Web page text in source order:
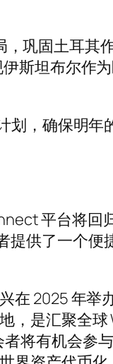
巩固土耳其
斯坦布尔作
划，确保明年
平台将回
提供了一个便
在 2025 年举
，是汇聚全球
将有机会参